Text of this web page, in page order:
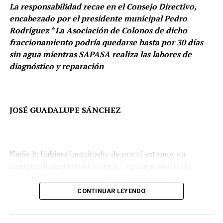
Ale Rojo pone la muestra para limpiar y rescatar los
espacios públicos
Este resultado ubica a Naucalpan entre los municipios
que registraron una reducción significativa en la
percepción de inseguridad durante el periodo de
referencia y representa su nivel más bajo en los últimos
años, de acuerdo con la serie histórica de la ENSU.
La responsabilidad recae en el Consejo Directivo,
encabezado por el presidente municipal Pedro
Rodríguez * La Asociación de Colonos de dicho
fraccionamiento podría quedarse hasta por 30 días
sin agua mientras SAPASA realiza las labores de
diagnóstico y reparación
JOSÉ GUADALUPE SÁNCHEZ
Nadie lo hubiera imaginado, de por sí estamos en
CONTINUAR LEYENDO